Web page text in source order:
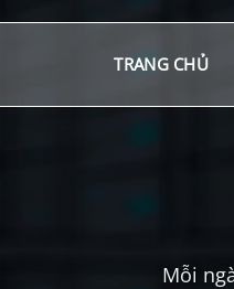
TRANG CHỦ
Mỗi